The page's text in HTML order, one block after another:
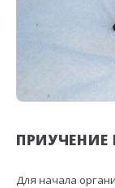
ПРИУЧЕНИЕ
Для начала